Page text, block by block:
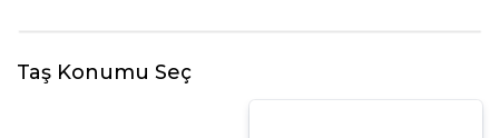
Taş Konumu Seç